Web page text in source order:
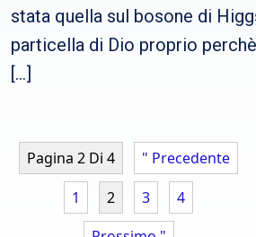
stata quella sul bosone di
particella di Dio proprio
[…]
Pagina 2 Di 4
" Precedente
1
2 3
4